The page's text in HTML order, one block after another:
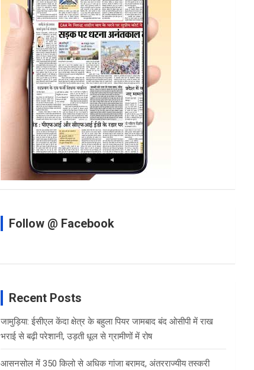
Follow @ Facebook
Recent Posts
जामुड़िया: ईसीएल केंदा क्षेत्र के बहुला पियर जामबाद बंद ओसीपी में राख
भराई से बढ़ी परेशानी, उड़ती धूल से ग्रामीणों में रोष
आसनसोल में 350 किलो से अधिक गांजा बरामद, अंतरराज्यीय तस्करी